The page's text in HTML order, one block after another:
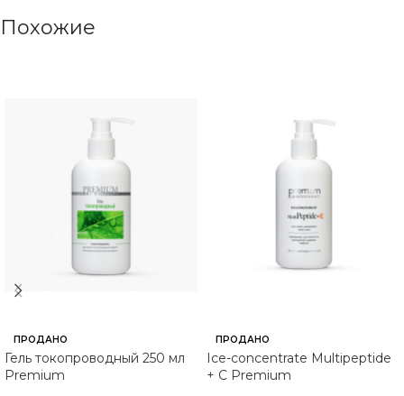
Похожие
ПРОДАНО
Гель токопроводный 250 мл
Premium
ПРОДАНО
Ice-concentrate Multipeptide
+ C Premium